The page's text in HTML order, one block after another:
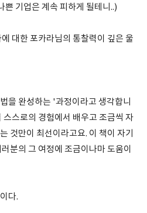
쁜 기업은 계속 피하게 될테니..)
대한 포카라님의 통찰력이 깊은 울
을 완성하는 '과정이라고 생각합니
스스로의 경험에서 배우고 조금씩 자
것만이 최선이라고요. 이 책이 자기
분의 그 여정에 조금이나마 도움이
다.